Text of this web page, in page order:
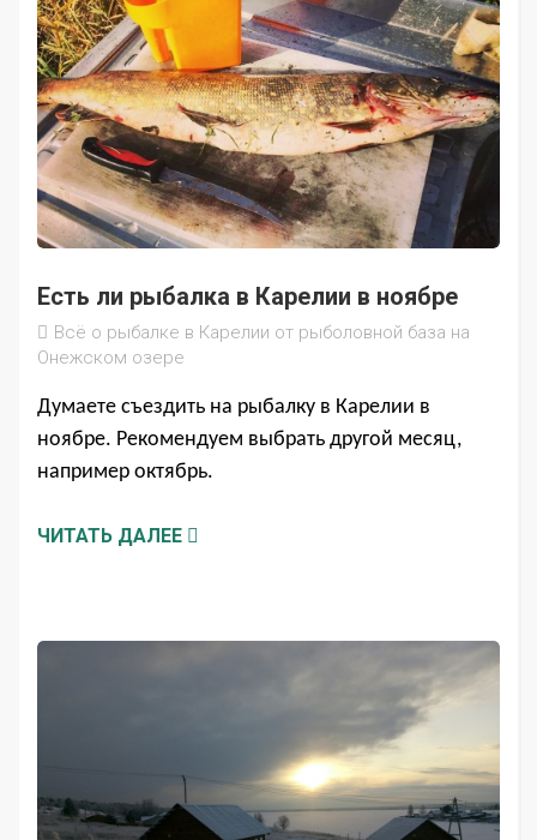
Есть ли рыбалка в Карелии в ноябре
Всё о рыбалке в Карелии от рыболовной база на
Онежском озере
Думаете съездить на рыбалку в Карелии в
ноябре. Рекомендуем выбрать другой месяц,
например октябрь.
ЧИТАТЬ ДАЛЕЕ